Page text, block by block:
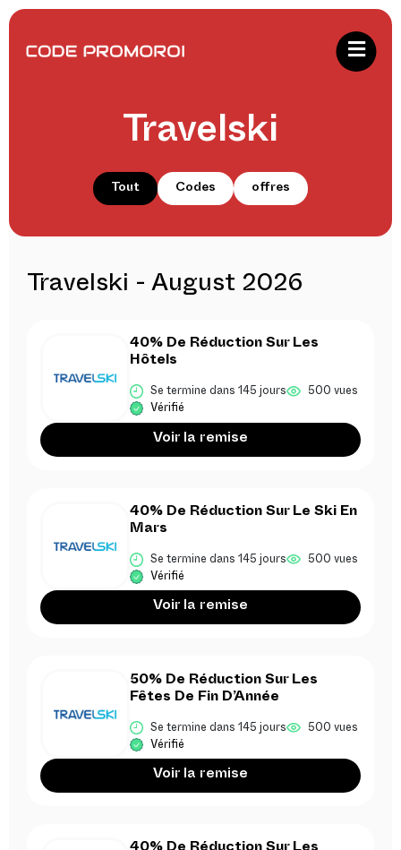
Travelski
Tout Codes offres
Travelski - August 2026
40% De Réduction Sur Les
Hôtels
Se termine dans 145 jours 500 vues
Vérifié
Voir la remise
40% De Réduction Sur Le Ski En
Mars
Se termine dans 145 jours 500 vues
Vérifié
Voir la remise
50% De Réduction Sur Les
Fêtes De Fin D’Année
Se termine dans 145 jours 500 vues
Vérifié
Voir la remise